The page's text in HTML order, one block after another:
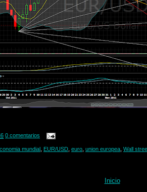
0 comentarios
mundial EUR/USD euro union europea Wall
Inicio